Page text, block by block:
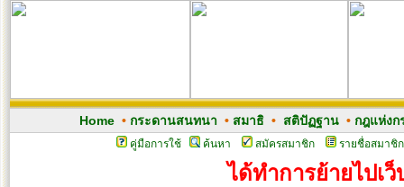
Home• กระดานสนทนา • สมาธิ• สติปัฏฐาน• กฎแห่งก
คู่มือการใช้ ค้นหา สมัครสมาชิก รายชื่อสมาชิก
ได้ทำการย้ายไปเ